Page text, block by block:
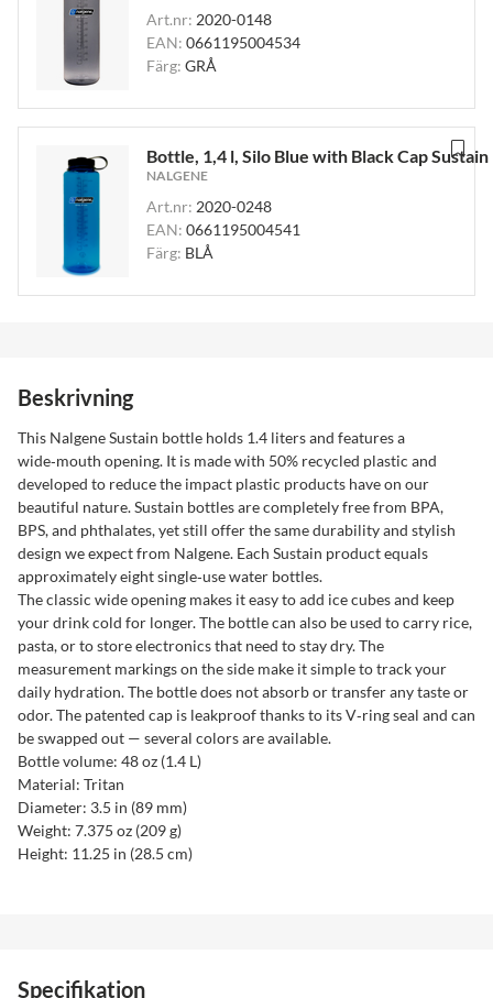
Art.nr: 2020-0148
EAN: 0661195004534
Färg: GRÅ
Bottle, 1,4 l, Silo Blue with Black Cap Sustain
NALGENE
Art.nr: 2020-0248
EAN: 0661195004541
Färg: BLÅ
Beskrivning
This Nalgene Sustain bottle holds 1.4 liters and features a
wide‑mouth opening. It is made with 50% recycled plastic and
developed to reduce the impact plastic products have on our
beautiful nature. Sustain bottles are completely free from BPA,
BPS, and phthalates, yet still offer the same durability and stylish
design we expect from Nalgene. Each Sustain product equals
approximately eight single‑use water bottles.
The classic wide opening makes it easy to add ice cubes and keep
your drink cold for longer. The bottle can also be used to carry rice,
pasta, or to store electronics that need to stay dry. The
measurement markings on the side make it simple to track your
daily hydration. The bottle does not absorb or transfer any taste or
odor. The patented cap is leakproof thanks to its V‑ring seal and can
be swapped out — several colors are available.
Bottle volume: 48 oz (1.4 L)
Material: Tritan
Diameter: 3.5 in (89 mm)
Weight: 7.375 oz (209 g)
Height: 11.25 in (28.5 cm)
Specifikation